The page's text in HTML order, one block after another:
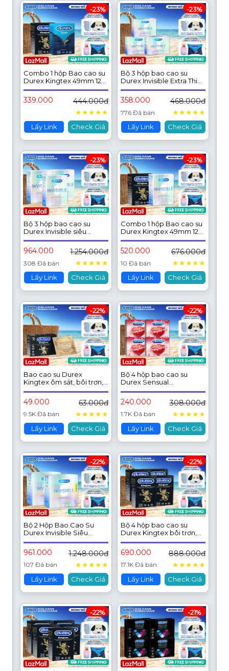
Combo 1 hộp Bao cao su
Durex Kingtex 49mm 12
bao & 1 hộp Bao cao su
Durex Jeans 52.5mm 12
bao
339.000
444.000đ
★★★★★
Lấy Link Check Giá
-23%
Bộ 3 hộp bao cao su
Durex Invisible Extra Thin
Extra Sensitive siêu
mỏng, size 52mm, 3
bao/hộp
358.000 468.000đ
776 Đã bán ★★★★★
Lấy Link Check Giá
-23%
Bộ 3 hộp bao cao su
Durex Invisible siêu
mỏng, size 52mm, hộp 10
bao
964.000 1.254.000đ
308 Đã bán ★★★★★
Lấy Link Check Giá
-23%
Combo 1 hộp Bao cao su
Durex Kingtex 49mm 12
bao & 1 hộp Bao cao su
Durex Invisible Extra Thin
52mm 10 bao
520.000 676.000đ
10 Đã bán ★★★★★
Lấy Link Check Giá
-23%
Bao cao su Durex
Kingtex ôm sát, bôi trơn,
size 49mm, hộp 3 bao
49.000 63.000đ
9.5K Đã bán ★★★★★
Lấy Link Check Giá
-22%
Bộ 4 hộp bao cao su
Durex Sensual
Strawberry hương dâu
(size 52mm, 3 bao/hộp)
240.000 308.000đ
1.7K Đã bán ★★★★★
Lấy Link Check Giá
-22%
Bộ 2 Hộp Bao Cao Su
Durex Invisible Siêu
Mỏng, Size 52 mm, Hộp 16
Bao
961.000 1.248.000đ
107 Đã bán ★★★★★
Lấy Link Check Giá
-22%
Bộ 4 hộp bao cao su
Durex Kingtex bôi trơn,
ôm sát size 49mm, 12
bao/hộp
690.000 888.000đ
17.1K Đã bán ★★★★★
Lấy Link Check Giá
-22%
-22% -21%